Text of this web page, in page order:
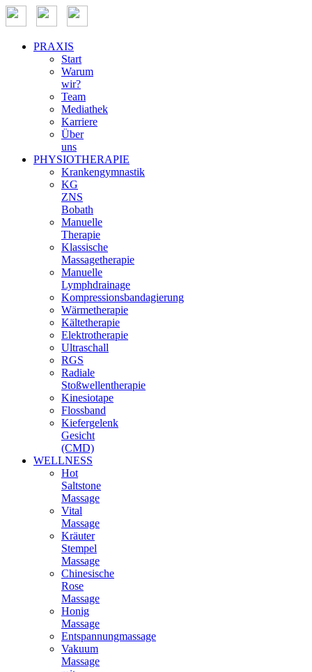
PRAXIS
Start
Warum
wir?
Team
Mediathek
Karriere
Über
uns
PHYSIOTHERAPIE
Krankengymnastik
KG
ZNS
Bobath
Manuelle
Therapie
Klassische
Massagetherapie
Manuelle
Lymphdrainage
Kompressionsbandagierung
Wärmetherapie
Kältetherapie
Elektrotherapie
Ultraschall
RGS
Radiale
Stoßwellentherapie
Kinesiotape
Flossband
Kiefergelenk
Gesicht
(CMD)
WELLNESS
Hot
Saltstone
Massage
Vital
Massage
Kräuter
Stempel
Massage
Chinesische
Rose
Massage
Honig
Massage
Entspannungmassage
Vakuum
Massage